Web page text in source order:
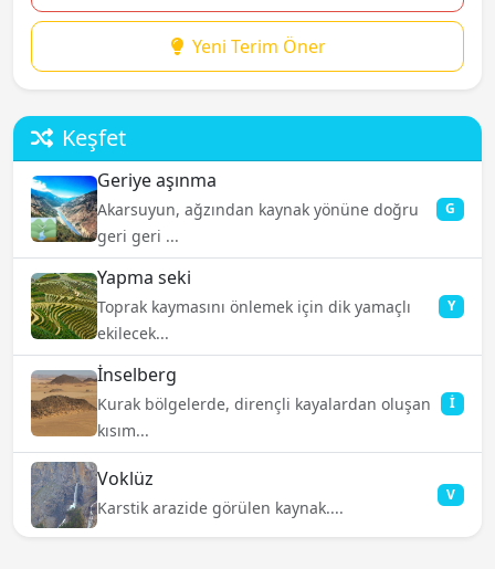
Yeni Terim Öner
Keşfet
Geriye aşınma
Akarsuyun, ağzından kaynak yönüne doğru
geri geri ...
G
Yapma seki
Toprak kaymasını önlemek için dik yamaçlı
ekilecek...
Y
İnselberg
Kurak bölgelerde, dirençli kayalardan oluşan
kısım...
İ
Voklüz
Karstik arazide görülen kaynak....
V